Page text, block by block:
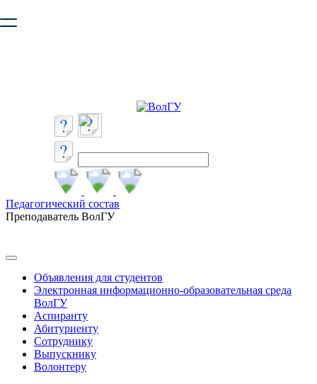
безопасную работу с сайтом. Пожалуйста
Педагогический состав
Преподаватель ВолГУ
Объявления для студентов
Электронная информационно-образовательная среда
ВолГУ
Аспиранту
Абитуриенту
Сотруднику
Выпускнику
Волонтеру